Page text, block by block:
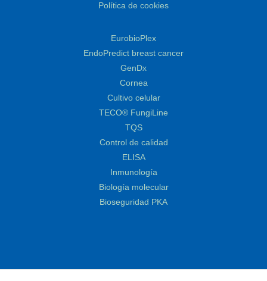
Política de cookies
EurobioPlex
EndoPredict breast cancer
GenDx
Cornea
Cultivo celular
TECO® FungiLine
TQS
Control de calidad
ELISA
Inmunología
Biología molecular
Bioseguridad PKA